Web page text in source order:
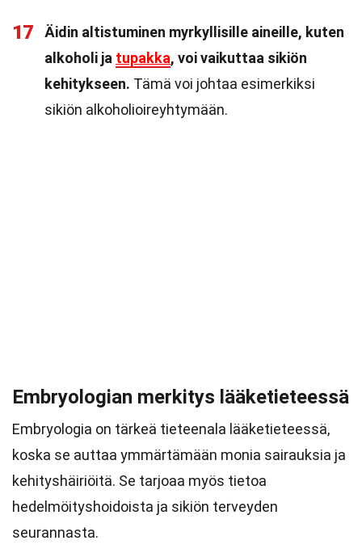
17
Äidin altistuminen myrkyllisille aineille, kuten
alkoholi ja tupakka, voi vaikuttaa sikiön
kehitykseen. Tämä voi johtaa esimerkiksi
sikiön alkoholioireyhtymään.
Embryologian merkitys lääketieteessä
Embryologia on tärkeä tieteenala lääketieteessä,
koska se auttaa ymmärtämään monia sairauksia ja
kehityshäiriöitä. Se tarjoaa myös tietoa
hedelmöityshoidoista ja sikiön terveyden
seurannasta.